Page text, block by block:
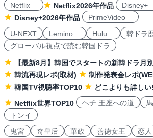
Netflix
Netflix2026年作品
Disney+
Disney+2026年作品
PrimeVideo
U-NEXT
Lemino Hulu
韓ドラ
グローバル視点で読む韓国ドラ
【最新8月】韓国でスタートの新韓ドラ月
韓流再現レポ(取材)
制作発表会レポ
韓国TV視聴率TOP10
どこよりも詳し
Netflix世界TOP10
ヘチ 王座への道
トンイ
鬼宮
奇皇后 華政 善徳女王 恋人